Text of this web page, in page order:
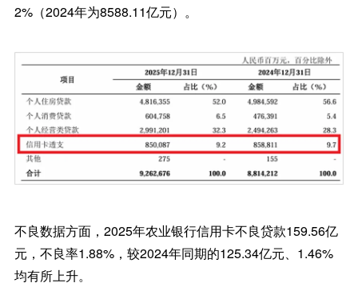
2%（2024年为8588.11亿元）。
不良数据方面，2025年农业银行信用卡不良贷款159.56亿
元，不良率1.88%，较2024年同期的125.34亿元、1.46%
均有所上升。